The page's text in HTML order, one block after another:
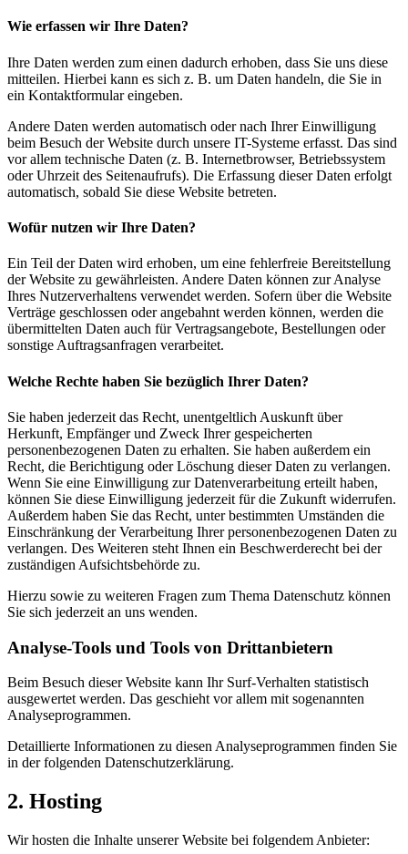
Wie erfassen wir Ihre Daten?
Ihre Daten werden zum einen dadurch erhoben, dass Sie uns diese
mitteilen. Hierbei kann es sich z. B. um Daten handeln, die Sie in
ein Kontaktformular eingeben.
Andere Daten werden automatisch oder nach Ihrer Einwilligung
beim Besuch der Website durch unsere IT-Systeme erfasst. Das sind
vor allem technische Daten (z. B. Internetbrowser, Betriebssystem
oder Uhrzeit des Seitenaufrufs). Die Erfassung dieser Daten erfolgt
automatisch, sobald Sie diese Website betreten.
Wofür nutzen wir Ihre Daten?
Ein Teil der Daten wird erhoben, um eine fehlerfreie Bereitstellung
der Website zu gewährleisten. Andere Daten können zur Analyse
Ihres Nutzerverhaltens verwendet werden. Sofern über die Website
Verträge geschlossen oder angebahnt werden können, werden die
übermittelten Daten auch für Vertragsangebote, Bestellungen oder
sonstige Auftragsanfragen verarbeitet.
Welche Rechte haben Sie bezüglich Ihrer Daten?
Sie haben jederzeit das Recht, unentgeltlich Auskunft über
Herkunft, Empfänger und Zweck Ihrer gespeicherten
personenbezogenen Daten zu erhalten. Sie haben außerdem ein
Recht, die Berichtigung oder Löschung dieser Daten zu verlangen.
Wenn Sie eine Einwilligung zur Datenverarbeitung erteilt haben,
können Sie diese Einwilligung jederzeit für die Zukunft widerrufen.
Außerdem haben Sie das Recht, unter bestimmten Umständen die
Einschränkung der Verarbeitung Ihrer personenbezogenen Daten zu
verlangen. Des Weiteren steht Ihnen ein Beschwerderecht bei der
zuständigen Aufsichtsbehörde zu.
Hierzu sowie zu weiteren Fragen zum Thema Datenschutz können
Sie sich jederzeit an uns wenden.
Analyse-Tools und Tools von Dritt­anbietern
Beim Besuch dieser Website kann Ihr Surf-Verhalten statistisch
ausgewertet werden. Das geschieht vor allem mit sogenannten
Analyseprogrammen.
Detaillierte Informationen zu diesen Analyseprogrammen finden Sie
in der folgenden Datenschutzerklärung.
2. Hosting
Wir hosten die Inhalte unserer Website bei folgendem Anbieter: